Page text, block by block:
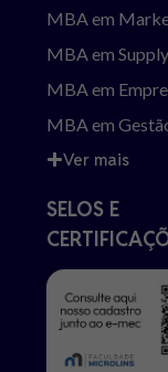
MBA em
MBA em
MBA em
MBA em
Ver mais
SELOS E